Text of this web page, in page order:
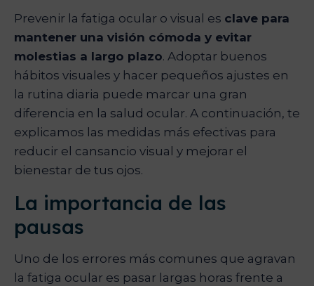
Prevenir la fatiga ocular o visual es clave para
mantener una visión cómoda y evitar
molestias a largo plazo. Adoptar buenos
hábitos visuales y hacer pequeños ajustes en
la rutina diaria puede marcar una gran
diferencia en la salud ocular. A continuación, te
explicamos las medidas más efectivas para
reducir el cansancio visual y mejorar el
bienestar de tus ojos.
La importancia de las
pausas
Uno de los errores más comunes que agravan
la fatiga ocular es pasar largas horas frente a